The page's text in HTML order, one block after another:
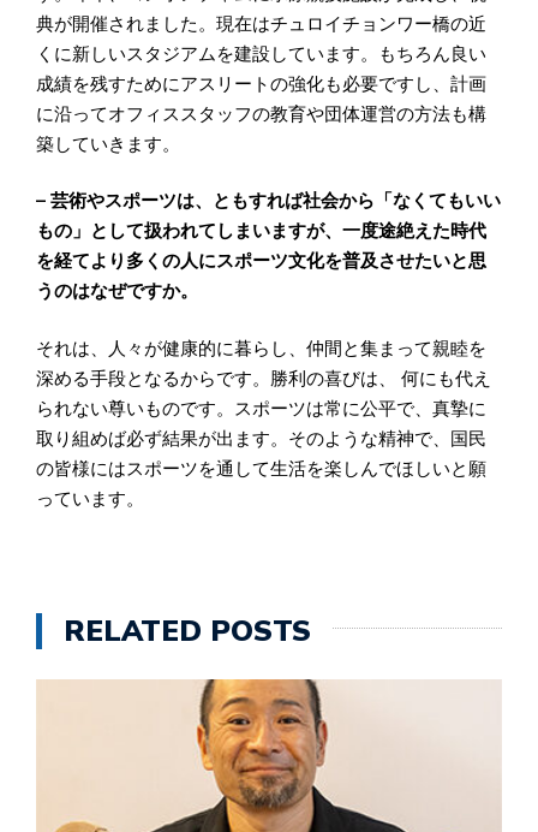
典が開催されました。現在はチュロイチョンワー橋の近
くに新しいスタジアムを建設しています。もちろん良い
成績を残すためにアスリートの強化も必要ですし、計画
に沿ってオフィススタッフの教育や団体運営の方法も構
築していきます。
– 芸術やスポーツは、ともすれば社会から「なくてもいい
もの」として扱われてしまいますが、一度途絶えた時代
を経てより多くの人にスポーツ文化を普及させたいと思
うのはなぜですか。
それは、人々が健康的に暮らし、仲間と集まって親睦を
深める手段となるからです。勝利の喜びは、 何にも代え
られない尊いものです。スポーツは常に公平で、真摯に
取り組めば必ず結果が出ます。そのような精神で、国民
の皆様にはスポーツを通して生活を楽しんでほしいと願
っています。
RELATED POSTS